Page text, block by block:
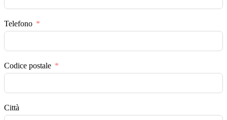
Telefono
Codice postale
Città